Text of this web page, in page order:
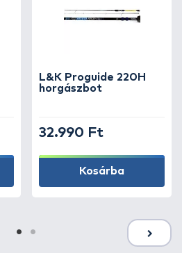
L&K Proguide 220H
horgászbot
32.990 Ft
Kosárba